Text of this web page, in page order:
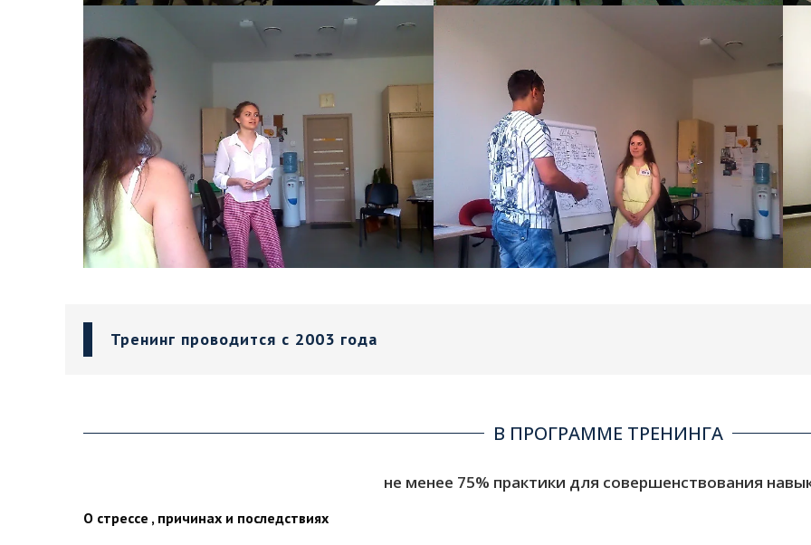
Тренинг проводится с 2003 года
В ПРОГРАММЕ ТРЕНИНГА
не менее 75% практики для совершенствования
О стрессе , причинах и последствиях